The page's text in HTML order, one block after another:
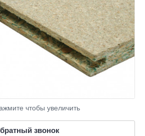
чтобы увеличить
звонок